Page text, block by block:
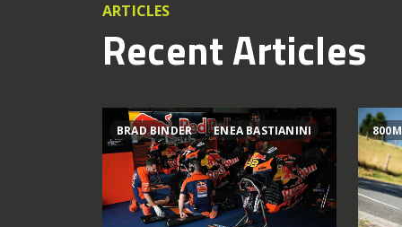
ARTICLES
Recent Articles
BRAD BINDER ENEA BASTIANINI